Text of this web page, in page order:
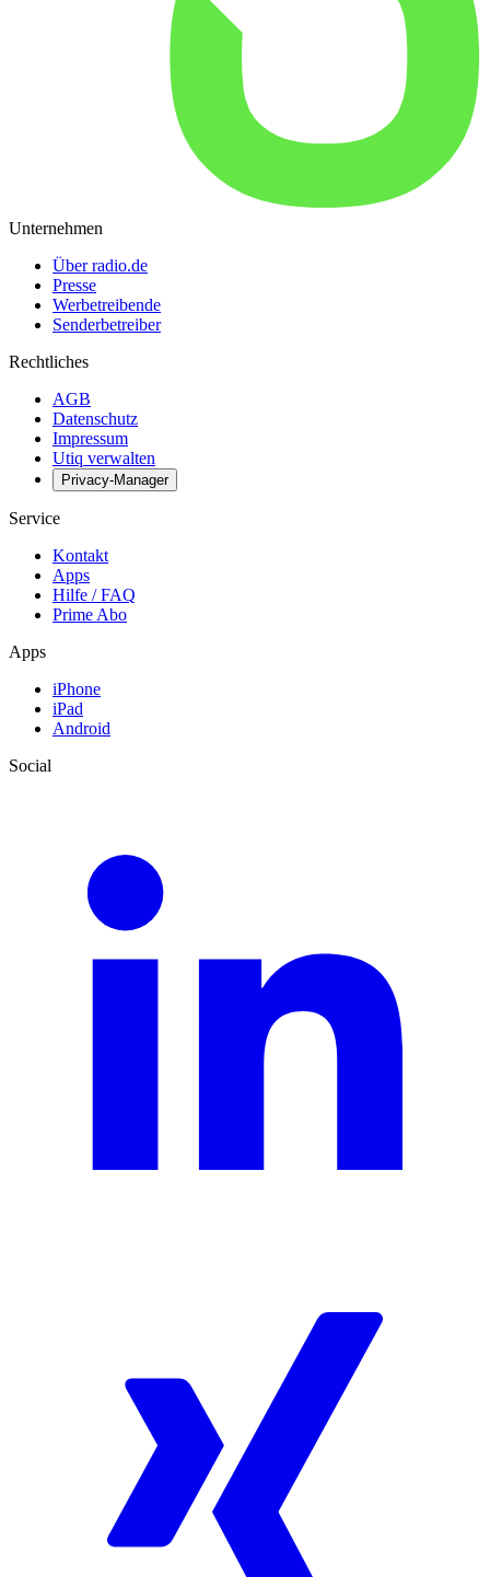
Unternehmen
Über radio.de
Presse
Werbetreibende
Senderbetreiber
Rechtliches
AGB
Datenschutz
Impressum
Utiq verwalten
Privacy-Manager
Service
Kontakt
Apps
Hilfe / FAQ
Prime Abo
Apps
iPhone
iPad
Android
Social